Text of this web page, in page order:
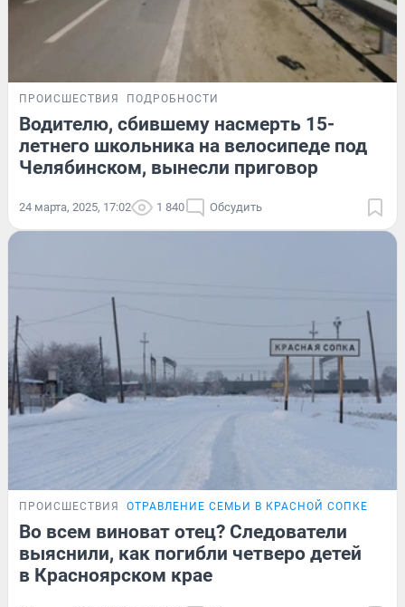
ПРОИСШЕСТВИЯ ПОДРОБНОСТИ
Водителю, сбившему насмерть 15-
летнего школьника на велосипеде под
Челябинском, вынесли приговор
24 марта, 2025, 17:02 1 840 Обсудить
ПРОИСШЕСТВИЯ ОТРАВЛЕНИЕ СЕМЬИ В КРАСНОЙ СОПКЕ
Во всем виноват отец? Следователи
выяснили, как погибли четверо детей
в Красноярском крае